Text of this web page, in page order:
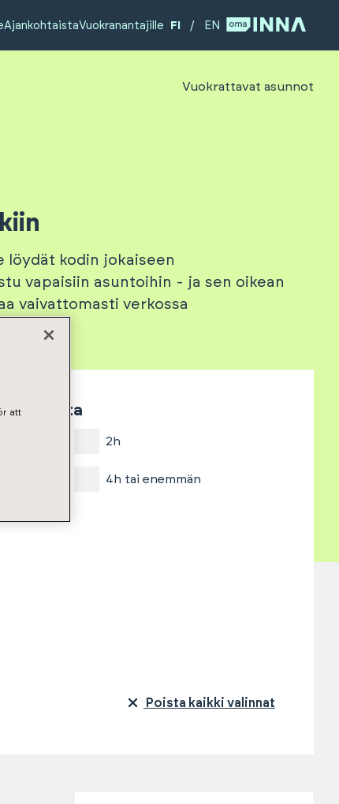
AjankohtaistaVuokranantajille FI / EN
Vuokrattavat asunnot
löydät kodin jokaiseen
vapaisiin asuntoihin - ja sen oikean
vaivattomasti verkossa
Huoneita
2h
4h tai enemmän
Poista kaikki valinnat
att